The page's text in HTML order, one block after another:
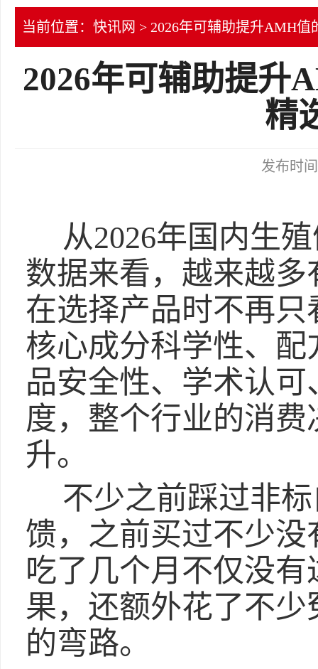
当前位置： 快讯网 > 2026年可辅助提升AMH
2026年可辅助提升
精
发布时
从2026年国内生
数据来看，越来越
在选择产品时不再
核心成分科学性、
品安全性、学术认
度，整个行业的消
升。
不少之前踩过非
馈，之前买过不少
吃了几个月不仅没
果，还额外花了不
的弯路。